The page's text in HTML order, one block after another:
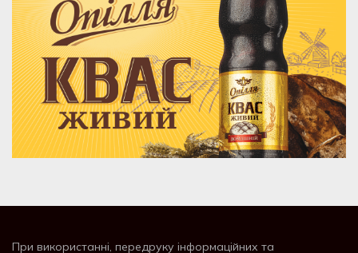
При використанні, передруку інформаційних та